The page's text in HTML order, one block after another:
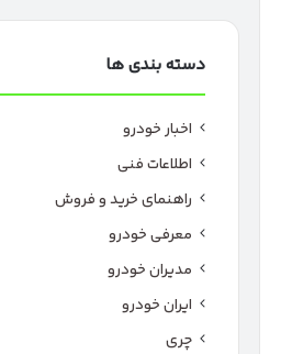
دسته بندی ها
اخبار خودرو
اطلاعات فنی
راهنمای خرید و فروش
معرفی خودرو
مدیران خودرو
ایران خودرو
چری